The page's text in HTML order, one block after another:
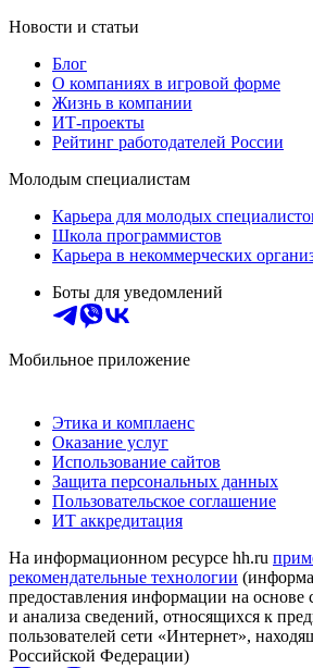
Новости и статьи
Блог
О компаниях в игровой форме
Жизнь в компании
ИТ-проекты
Рейтинг работодателей России
Молодым специалистам
Карьера для молодых
Школа программистов
Карьера в некоммерческих
Боты для уведомлений
Мобильное приложение
Этика и комплаенс
Оказание услуг
Использование сайтов
Защита персональных данных
Пользовательское соглашение
ИТ аккредитация
На информационном ресурсе hh.ru
рекомендательные технологии
предоставления информации на основе
и анализа сведений, относящихся к
пользователей сети «Интернет»,
Российской Федерации)